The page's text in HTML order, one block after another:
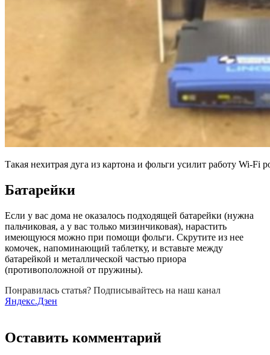
Такая нехитрая дуга из картона и фольги усилит работу Wi-Fi
Батарейки
Если у вас дома не оказалось подходящей батарейки (нужна
пальчиковая, а у вас только мизинчиковая), нарастить
имеющуюся можно при помощи фольги. Скрутите из нее
комочек, напоминающий таблетку, и вставьте между
батарейкой и металлической частью приора
(противоположной от пружины).
Понравилась статья? Подписывайтесь на наш канал
Яндекс.Дзен
Оставить комментарий